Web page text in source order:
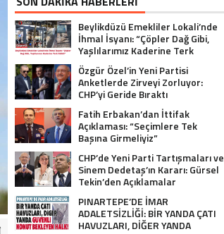
Beylikdüzü Emekliler Lokali’nde
İhmal İsyanı: “Çöpler Dağ Gibi,
Yaşlılarımız Kaderine Terk
Edildi!”
Özgür Özel’in Yeni Partisi
Anketlerde Zirveyi Zorluyor:
CHP’yi Geride Bıraktı
Fatih Erbakan’dan İttifak
Açıklaması: “Seçimlere Tek
Başına Girmeliyiz”
CHP’de Yeni Parti Tartışmaları ve
Sinem Dedetaş’ın Kararı: Gürsel
Tekin’den Açıklamalar
PINARTEPE’DE İMAR
ADALETSİZLİĞİ: BİR YANDA ÇATI
HAVUZLARI, DİĞER YANDA